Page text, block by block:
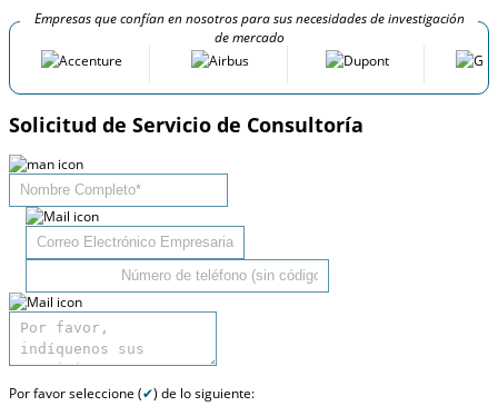
Empresas que confían en nosotros para sus necesidades de investigación
de mercado
Solicitud de Servicio de Consultoría
Por favor seleccione (✔) de lo siguiente: